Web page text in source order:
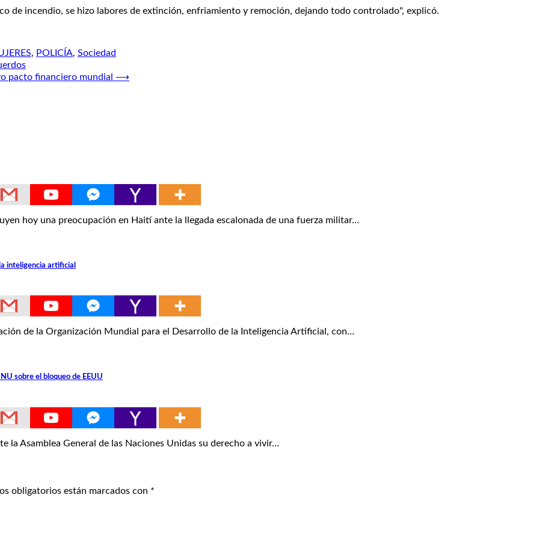
de incendio, se hizo labores de extinción, enfriamiento y remoción, dejando todo controlado", explicó.
, POLICÍA, Sociedad
pacto financiero mundial
⟶
hoy una preocupación en Haití ante la llegada escalonada de una fuerza militar…
inteligencia artificial
de la Organización Mundial para el Desarrollo de la Inteligencia Artificial, con…
sobre el bloqueo de EEUU
la Asamblea General de las Naciones Unidas su derecho a vivir…
obligatorios están marcados con *